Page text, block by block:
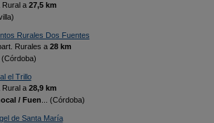
Rural a 27,5 km
Rurales Dos Fuentes
Rurales a 28 km
el Trillo
Rural a 28,9 km
/ Fuen ... (Córdoba)
de Santa María